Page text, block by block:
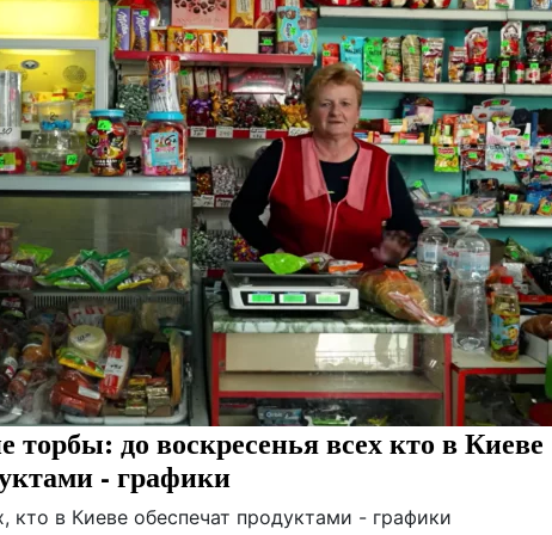
торбы: до воскресенья всех кто в Киеве
- графики
кто в Киеве обеспечат продуктами - графики